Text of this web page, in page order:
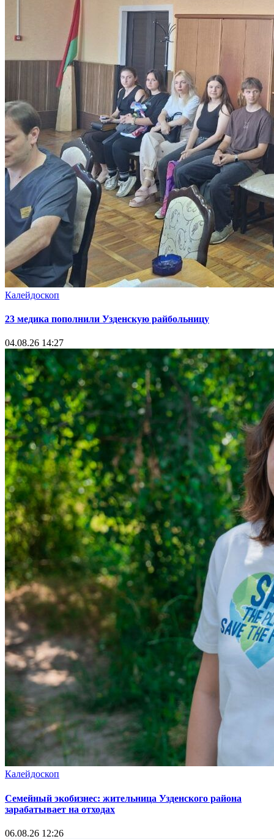
Калейдоскоп
23 медика пополнили Узденскую райбольницу
04.08.26 14:27
Калейдоскоп
Семейный экобизнес: жительница Узденского района
зарабатывает на отходах
06.08.26 12:26